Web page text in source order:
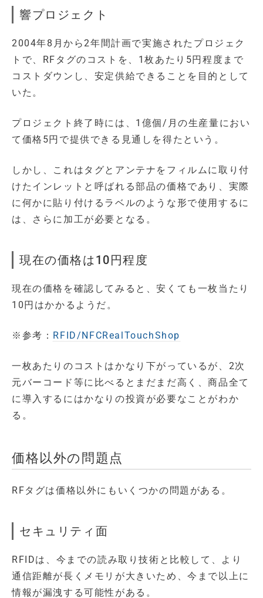
響プロジェクト
2004年8月から2年間計画で実施されたプロジェク
トで、RFタグのコストを、1枚あたり5円程度まで
コストダウンし、安定供給できることを目的として
いた。
プロジェクト終了時には、1億個/月の生産量におい
て価格5円で提供できる見通しを得たという。
しかし、これはタグとアンテナをフィルムに取り付
けたインレットと呼ばれる部品の価格であり、実際
に何かに貼り付けるラベルのような形で使用するに
は、さらに加工が必要となる。
現在の価格は10円程度
現在の価格を確認してみると、安くても一枚当たり
10円はかかるようだ。
※参考： RFID/NFCRealTouchShop
一枚あたりのコストはかなり下がっているが、2次
元バーコード等に比べるとまだまだ高く、商品全て
に導入するにはかなりの投資が必要なことがわか
る。
価格以外の問題点
RFタグは価格以外にもいくつかの問題がある。
セキュリティ面
RFIDは、今までの読み取り技術と比較して、より
通信距離が長くメモリが大きいため、今まで以上に
情報が漏洩する可能性がある。